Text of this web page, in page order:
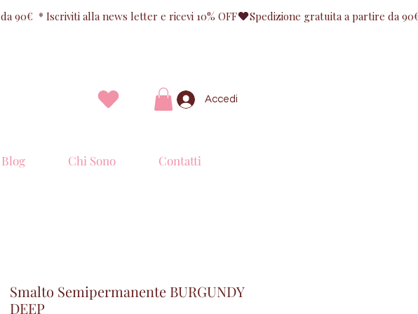
Accedi
Blog Chi Sono Contatti
Smalto Semipermanente BURGUNDY
DEEP